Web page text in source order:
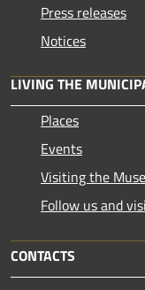
Press releases
Notices
LIVING THE
Places
Events
Visiting the
Follow us and
CONTACTS